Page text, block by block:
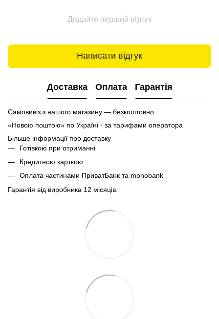
Додайте перший відгук
Написати відгук
Доставка Оплата Гарантія
Самовивіз з нашого магазину — безкоштовно.
«Новою поштою» по Україні - за тарифами оператора
Більше інформації про доставку
Готівкою при отриманні
Кредитною карткою
Оплата частинами ПриватБанк та monobank
Гарантія від виробника 12 місяців.